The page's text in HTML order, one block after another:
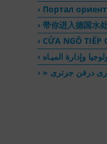
Портал
带你进入德国水
CỬA NGÕ